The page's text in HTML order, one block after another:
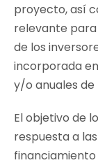
proyecto, así
relevante
de los
incorporada
y/o anuales de
El objetivo de
respuesta a